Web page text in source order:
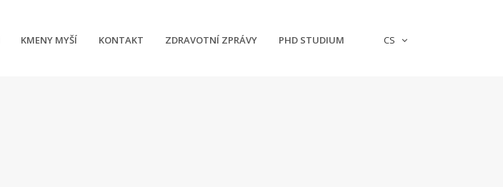
KMENY MYŠÍ KONTAKT ZDRAVOTNÍ ZPRÁVY PHD STUDIUM CS